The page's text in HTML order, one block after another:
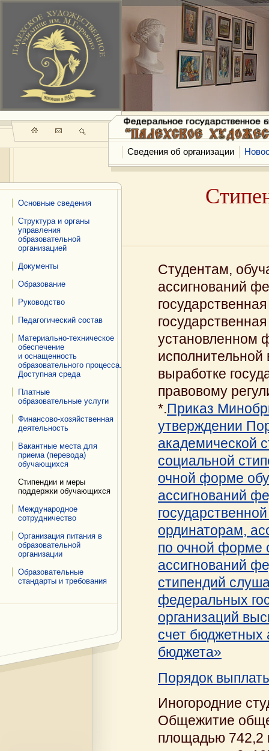
Основные сведения
Структура и органы
управления
образовательной
организацией
Документы
Образование
Руководство
Педагогический состав
Материально-техническое
обеспечение
и оснащенность
образовательного процесса.
Доступная среда
Платные
образовательные услуги
Финансово-хозяйственная
деятельность
Вакантные места для
приема (перевода)
обучающихся
Стипендии и меры
поддержки обучающихся
Международное
сотрудничество
Организация питания в
образовательной
организации
Образовательные
стандарты и требования
Сведения об организации
Студентам,
ассигнований
установленном
выработке
правовому
*.Приказ
утверждении
академической
социальной
очной форме
ассигнований
ординаторам,
по очной форме
ассигнований
стипендий
федеральных
организаций
счет бюджетных
бюджета»
Порядок
Иногородние
Общежитие
площадью 742,2